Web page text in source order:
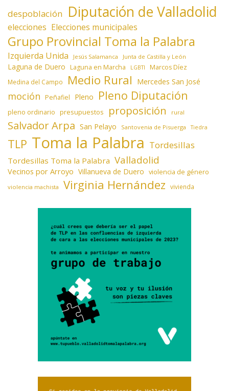
despoblación Diputación de Valladolid
elecciones Elecciones municipales
Grupo Provincial Toma la Palabra
Izquierda Unida Jesús Salamanca Junta de Castilla y León
Laguna de Duero Laguna en Marcha LGBTI Marcos Díez
Medina del Campo Medio Rural Mercedes San José
moción Peñafiel Pleno Pleno Diputación
pleno ordinario presupuestos proposición rural
Salvador Arpa San Pelayo Santovenia de Pisuerga Tiedra
TLP Toma la Palabra Tordesillas
Tordesillas Toma la Palabra Valladolid
Vecinos por Arroyo Villanueva de Duero violencia de género
violencia machista Virginia Hernández vivienda